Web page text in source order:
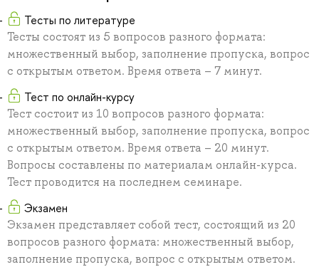
Тесты по литературе
Тесты состоят из 5 вопросов разного формата:
множественный выбор, заполнение пропуска, вопрос
с открытым ответом. Время ответа – 7 минут.
Тест по онлайн-курсу
Тест состоит из 10 вопросов разного формата:
множественный выбор, заполнение пропуска, вопрос
с открытым ответом. Время ответа – 20 минут.
Вопросы составлены по материалам онлайн-курса.
Тест проводится на последнем семинаре.
Экзамен
Экзамен представляет собой тест, состоящий из 20
вопросов разного формата: множественный выбор,
заполнение пропуска, вопрос с открытым ответом.